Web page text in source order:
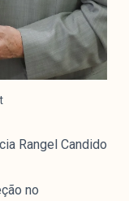
Rangel Candido
no